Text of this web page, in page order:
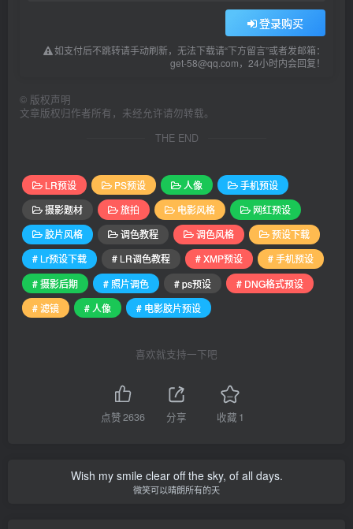
登录购买
如支付后不跳转请手动刷新，无法下载请“下方留言”或者发邮箱：
get-58@qq.com，24小时内会回复！
© 版权声明
文章版权归作者所有，未经允许请勿转载。
THE END
LR预设 PS预设 人像
手机预设
摄影题材
旅拍 电影风格
网红预设
胶片风格
调色教程 调色风格
预设下载
# Lr预设下载
# LR调色教程 # XMP预设
# 手机预设
# 摄影后期
# 照片调色 # ps预设
# DNG格式预设
# 滤镜
# 人像 # 电影胶片预设
喜欢就支持一下吧
点赞2636 分享 收藏 1
Wish my smile clear off the sky, of all days.
微笑可以晴朗所有的天